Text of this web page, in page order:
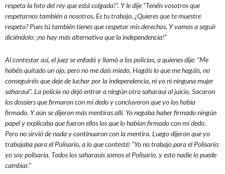
respeta la foto del rey que está colgada!”. Y le dije “Tenéis vosotros que
respetarnos también a nosotros. Es tu trabajo. ¿Quieres que te muestre
respeto? Pues tú también tienes que respetar mis derechos. Y vamos a seguir
diciéndolo: ¡no hay más alternativa que la independencia!”
Al contestar así, el juez se enfadó y llamó a los policías, a quienes dije: “Me
habéis quitado un ojo, pero no me dais miedo. Hagáis lo que me hagáis, no
conseguiréis que deje de luchar por la independencia, ni yo ni ninguna mujer
saharaui”. La policía no dejó entrar a ningún otro saharaui al juicio. Sacaron
los dossiers que firmaron con mi dedo y concluyeron que yo los había
firmado. Y aún se dijeron más mentiras allí. Yo negaba haber firmado ningún
papel y explicaba que fueron ellos los que lo habían firmado con mi dedo.
Pero no sirvió de nada y continuaron con la mentira. Luego dijeron que yo
trabajaba para el Polisario, a lo que contesté: “Yo no trabajo para el Polisario:
yo soy polisaria. Todos los saharauis somos el Polisario, y esto nadie lo puede
cambiar.”